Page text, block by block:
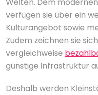
verfügen sie über ein
Kulturangebot sowie
Zudem zeichnen sie
vergleichweise
günstige Infrastruktur
Deshalb werden